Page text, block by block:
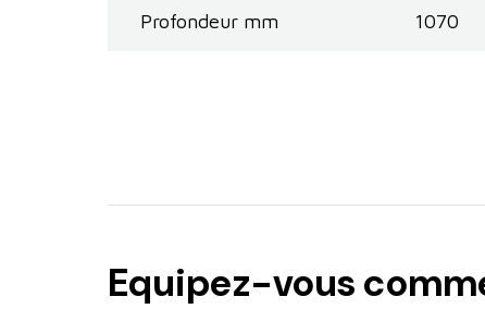
Profondeur mm 1070
Equipez-vous